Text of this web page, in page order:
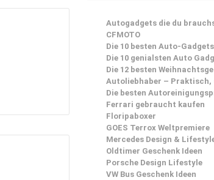
Autogadgets die du
CFMOTO
Die 10 besten Auto-Gadgets
Die 10 genialsten Auto
Die 12 besten
Autoliebhaber – Praktisch,
Die besten
Ferrari gebraucht kaufen
Floripaboxer
GOES Terrox Weltpremiere
Mercedes Design &
Oldtimer Geschenk Ideen
Porsche Design Lifestyle
VW Bus Geschenk Ideen